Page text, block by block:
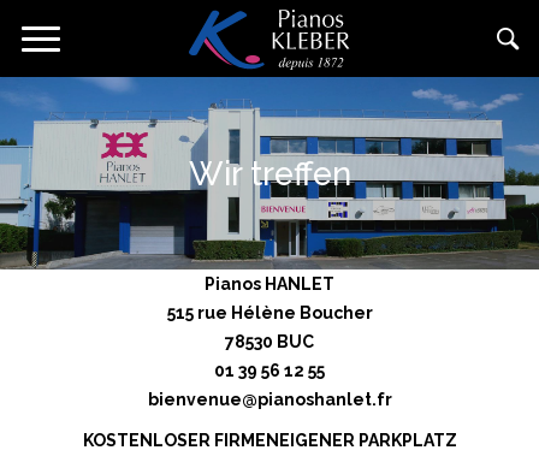
zum Navigation
Wir treffen
Pianos HANLET
515 rue Hélène Boucher
78530 BUC
01 39 56 12 55
bienvenue@pianoshanlet.fr
KOSTENLOSER FIRMENEIGENER PARKPLATZ